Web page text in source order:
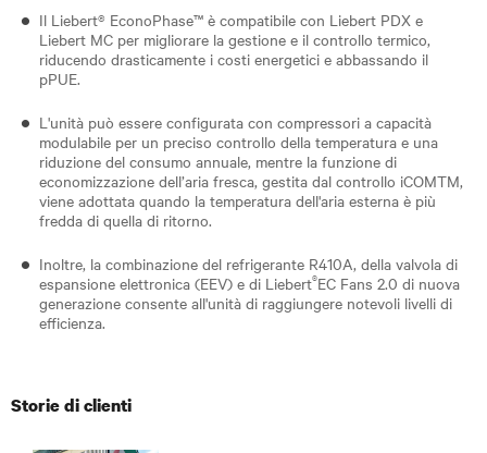
Il Liebert® EconoPhase™ è compatibile con Liebert PDX e
Liebert MC per migliorare la gestione e il controllo termico,
riducendo drasticamente i costi energetici e abbassando il
pPUE.
L'unità può essere configurata con compressori a capacità
modulabile per un preciso controllo della temperatura e una
riduzione del consumo annuale, mentre la funzione di
economizzazione dell’aria fresca, gestita dal controllo iCOMTM,
viene adottata quando la temperatura dell'aria esterna è più
fredda di quella di ritorno.
Inoltre, la combinazione del refrigerante R410A, della valvola di
espansione elettronica (EEV) e di Liebert®EC Fans 2.0 di nuova
generazione consente all'unità di raggiungere notevoli livelli di
efficienza.
Storie di clienti